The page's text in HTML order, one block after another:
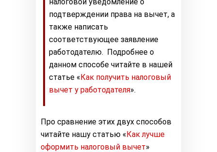
подтверждении права на вычет, а
также написать
соответствующее заявление
работодателю. Подробнее о
данном способе читайте в нашей
статье «Как получить налоговый
вычет у работодателя».
Про сравнение этих двух способов
читайте нашу статью «Как лучше
оформить налоговый вычет»